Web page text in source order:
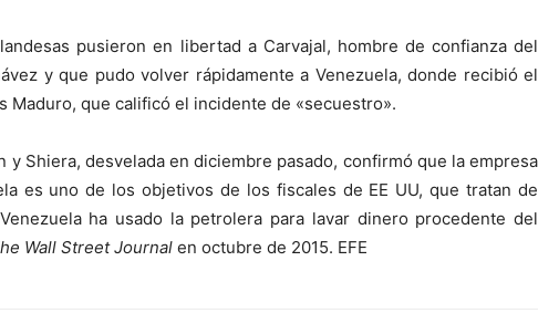
pusieron en libertad a Carvajal, hombre de confianza del
y que pudo volver rápidamente a Venezuela, donde recibió el
Maduro, que calificó el incidente de «secuestro».
y Shiera, desvelada en diciembre pasado, confirmó que la empresa
es uno de los objetivos de los fiscales de EE UU, que tratan de
ha usado la petrolera para lavar dinero procedente del
Wall Street Journal en octubre de 2015. EFE